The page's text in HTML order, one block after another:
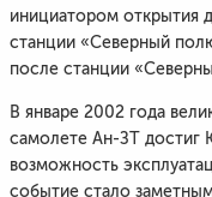
инициатором открытия
станции «Северный
после станции
В январе 2002 года
самолете Ан-ЗТ
возможность
событие стало